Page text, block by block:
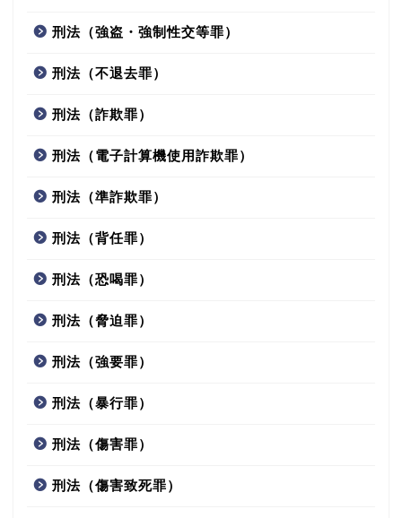
刑法（強盗・強制性交等罪）
刑法（不退去罪）
刑法（詐欺罪）
刑法（電子計算機使用詐欺罪）
刑法（準詐欺罪）
刑法（背任罪）
刑法（恐喝罪）
刑法（脅迫罪）
刑法（強要罪）
刑法（暴行罪）
刑法（傷害罪）
刑法（傷害致死罪）